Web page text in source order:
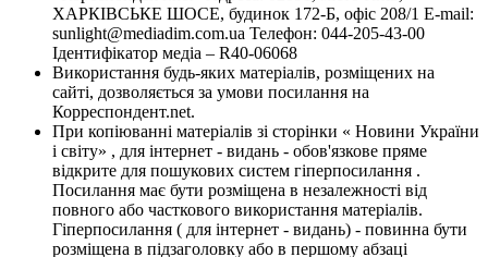
ХАРКІВСЬКЕ ШОСЕ, будинок 172-Б, офіс 208/1 E-mail:
sunlight@mediadim.com.ua Телефон: 044-205-43-00
Ідентифікатор медіа – R40-06068
Використання будь-яких матеріалів, розміщених на
сайті, дозволяється за умови посилання на
Корреспондент.net.
При копіюванні матеріалів зі сторінки « Новини України
і світу» , для інтернет - видань - обов'язкове пряме
відкрите для пошукових систем гіперпосилання .
Посилання має бути розміщена в незалежності від
повного або часткового використання матеріалів.
Гіперпосилання ( для інтернет - видань) - повинна бути
розміщена в підзаголовку або в першому абзаці